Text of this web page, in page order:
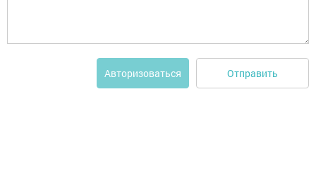
Авторизоваться Отправить